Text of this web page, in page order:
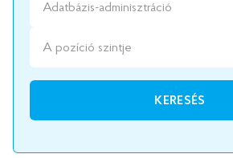
Adatbázis-adminisztráció
A pozíció szintje
KERESÉS